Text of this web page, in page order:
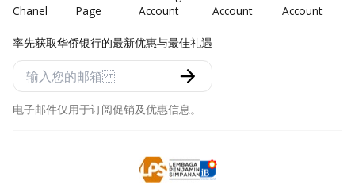
率先获取华侨银行的最新优惠与最佳礼遇
电子邮件仅用于订阅促销及优惠信息。